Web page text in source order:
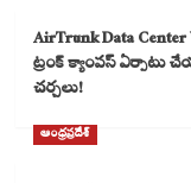
AirTrunk Data
ట్రంక్ క్యాంపస్
చర్చలు!
ఆంధ్రప్రదేశ్